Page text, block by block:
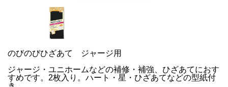
のびのびひざあて ジャージ用
ジャージ・ユニホームなどの補修・補強、ひざあてにおす
すめです。2枚入り。ハート・星・ひざあてなどの型紙付